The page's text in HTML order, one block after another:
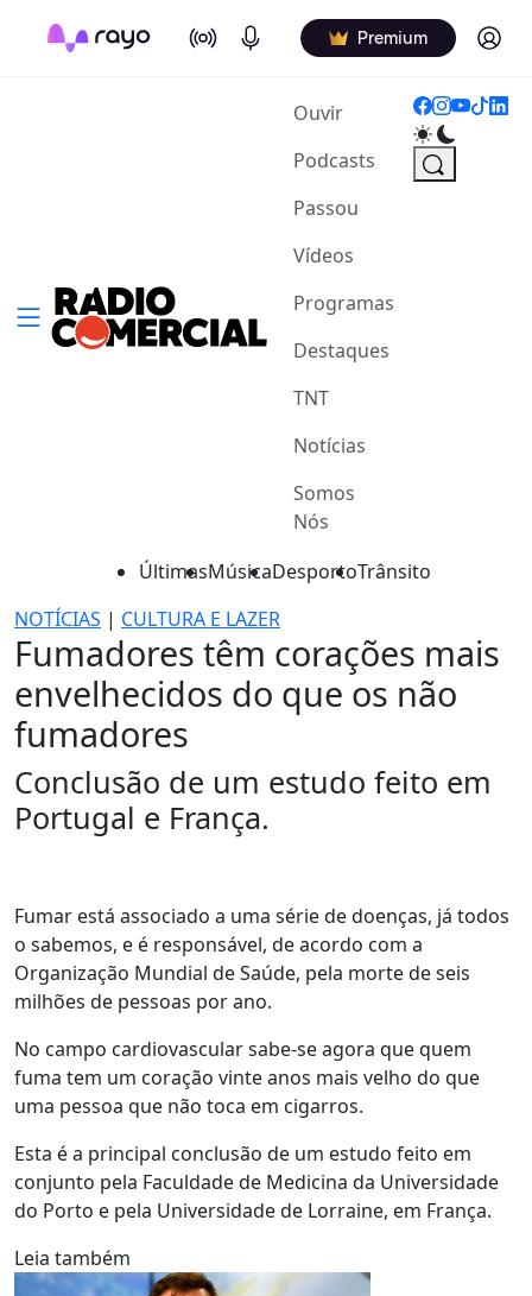
On Air Podcasts Premium Log in
Ouvir(current)
Podcasts
Passou
Vídeos
Programas
Destaques
TNT
Notícias
Somos
Nós
ÚltimasMúsicaDesportoTrânsito
NOTÍCIAS | CULTURA E LAZER
Fumadores têm corações mais
envelhecidos do que os não
fumadores
Conclusão de um estudo feito em
Portugal e França.
Fumar está associado a uma série de doenças, já todos
o sabemos, e é responsável, de acordo com a
Organização Mundial de Saúde, pela morte de seis
milhões de pessoas por ano.
No campo cardiovascular sabe-se agora que quem
fuma tem um coração vinte anos mais velho do que
uma pessoa que não toca em cigarros.
Esta é a principal conclusão de um estudo feito em
conjunto pela Faculdade de Medicina da Universidade
do Porto e pela Universidade de Lorraine, em França.
Leia também